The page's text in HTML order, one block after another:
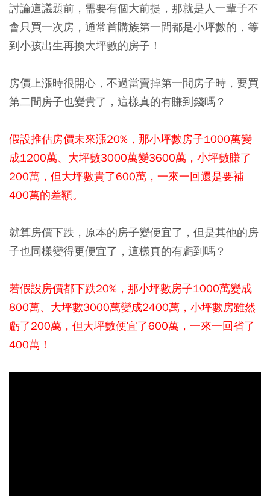
討論這議題前，需要有個大前提，那就是人一輩子不
會只買一次房，通常首購族第一間都是小坪數的，等
到小孩出生再換大坪數的房子！
房價上漲時很開心，不過當賣掉第一間房子時，要買
第二間房子也變貴了，這樣真的有賺到錢嗎？
假設推估房價未來漲20%，那小坪數房子1000萬變
成1200萬、大坪數3000萬變3600萬，小坪數賺了
200萬，但大坪數貴了600萬，一來一回還是要補
400萬的差額。
就算房價下跌，原本的房子變便宜了，但是其他的房
子也同樣變得更便宜了，這樣真的有虧到嗎？
若假設房價都下跌20%，那小坪數房子1000萬變成
800萬、大坪數3000萬變成2400萬，小坪數房雖然
虧了200萬，但大坪數便宜了600萬，一來一回省了
400萬！